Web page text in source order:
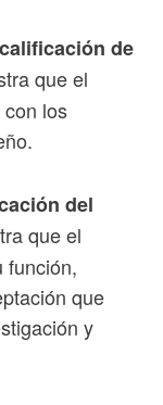
calificación de
que el
los
del
que el
función,
que
y